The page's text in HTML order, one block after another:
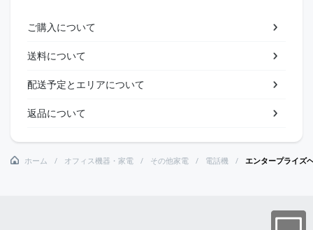
ご購入について
送料について
配送予定とエリアについて
返品について
ホーム オフィス機器・家電 その他家電 電話機 エンタープライズ